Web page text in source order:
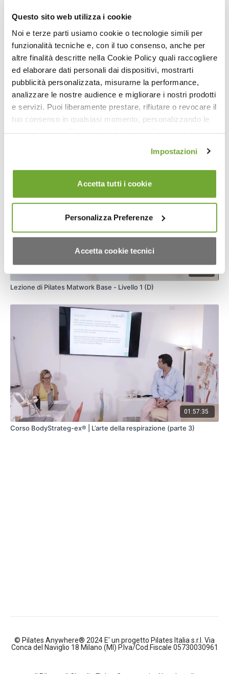
Questo sito web utilizza i cookie
Noi e terze parti usiamo cookie o tecnologie simili per
funzionalità tecniche e, con il tuo consenso, anche per
altre finalità descritte nella Cookie Policy quali raccogliere
ed elaborare dati personali dai dispositivi, mostrarti
pubblicità personalizzata, misurarne la performance,
analizzare le nostre audience e migliorare i nostri prodotti
e servizi. Puoi liberamente prestare, rifiutare o revocare il
tuo consenso in qualsiasi momento, personalizzando le
finalità indicate. Cliccando sul pulsante "Accetta cookie
tecnici" acconsenti all'uso dei soli cookie tecnici.
Impostazioni
Accetta tutti i cookie
Personalizza Preferenze
Accetta cookie tecnici
Swan Dive & Estensioni della Colonna Vertebrale (Tutorial)
Lezione di Pilates Matwork Base - Livello 1 (D)
01:57:35
Corso BodyStrateg-ex® | L’arte della respirazione (parte 3)
© Pilates Anywhere® 2024 E' un progetto Pilates Italia s.r.l. Via
Conca del Naviglio 18 Milano (MI) P.Iva/Cod.Fiscale 05730030961